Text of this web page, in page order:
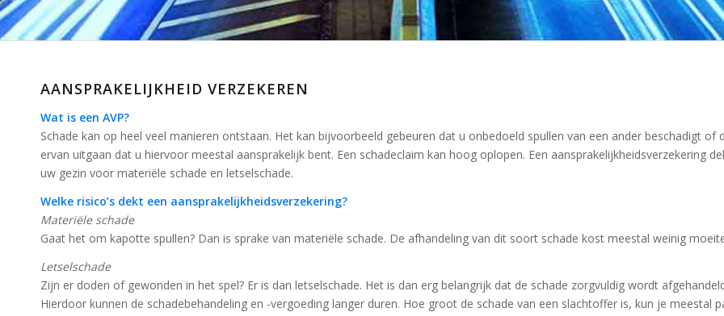
AANSPRAKELIJKHEID VERZEKEREN
Wat is een AVP?
Schade kan op heel veel manieren ontstaan. Het kan bijvoorbeeld gebeuren dat u onbedoeld spullen van een ander beschadigt
ervan uitgaan dat u hiervoor meestal aansprakelijk bent. Een schadeclaim kan hoog oplopen. Een aansprakelijkheidsverzekering
uw gezin voor materiële schade en letselschade.
Welke risico’s dekt een aansprakelijkheidsverzekering?
Materiële schade
Gaat het om kapotte spullen? Dan is sprake van materiële schade. De afhandeling van dit soort schade kost meestal weinig
Letselschade
Zijn er doden of gewonden in het spel? Er is dan letselschade. Het is dan erg belangrijk dat de schade zorgvuldig wordt
Hierdoor kunnen de schadebehandeling en -vergoeding langer duren. Hoe groot de schade van een slachtoffer is, kun je meestal